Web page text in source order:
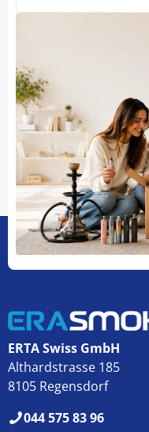
ERTA Swiss GmbH
Althardstrasse 185
8105 Regensdorf
044 575 83 96